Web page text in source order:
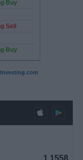
Investing.com